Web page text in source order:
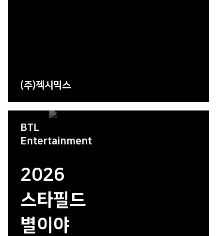
(주)젝시믹스
BTL
Entertainment
2026
스타필드
별이야